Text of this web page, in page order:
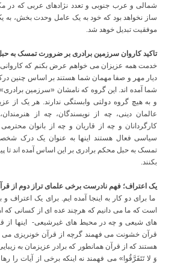
شمالی و عرب جنوبی و تعدد نژادهای عربی که در
ساز نخواهد بود که خود به یک عامل وحدت بخش، به
موفقیت تبدیل خوهد شد.
تاکید کاروان سرزمین برادری بر ضرورت تمسک به
خدمت همه عزیزان می خواهم عرض بکنم که کاروانی
دیار مهر و صفا مهمان شما هستند بر اساس چنین
شما آمده اند. این گروه که نامشان «سرزمین
و به هیچ گروه دولتی وابستگی ندارند. هر یک از
عالمان دینی، چه از نویسندگان، چه از
کارگردانان و چه از قاریان و چه از بانوان
سیاسی فعال هستند اینها به عنوان یک درک
تمسک به حبل محکم برادری بر این اساس آمده اند تا
بکنند.
یک اعتراف؛ فهم نادرست برخی علمای تراز دوم از
ما برای دو کار به اینجا آمده ایم. برای یک اعتراف و
است که ما می دانیم که هرچند عده ای از کسانی که
های شیعی و چه در محیط های غیرشیعی- اینها از
قرآن خشونت می فهمند گرچه از قرآن خونریزی می
هستند که از قرآن همانطور که برادر عزیزمان به
وَ لا تَتَفَرَّقُوا» می فهمند نه اینکه برخی از آیات را